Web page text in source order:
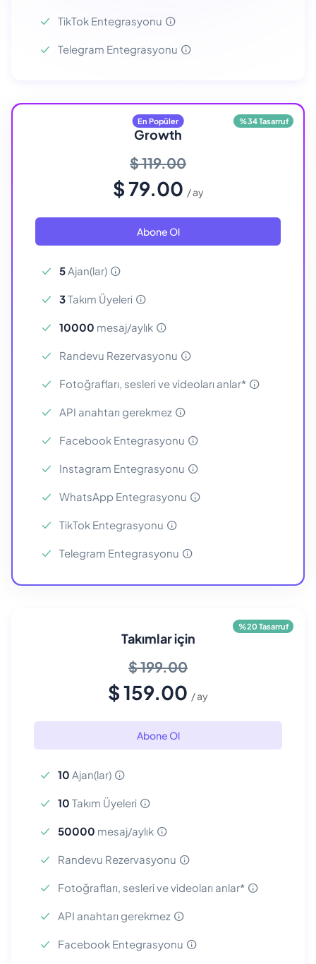
TikTok Entegrasyonu
Telegram Entegrasyonu
%34 Tasarruf
En Popüler
Growth
$ 119.00
$ 79.00 / ay
Abone Ol
5Ajan(lar)
3Takım Üyeleri
10000 mesaj/aylık
Randevu Rezervasyonu
Fotoğrafları, sesleri ve videoları anlar*
API anahtarı gerekmez
Facebook Entegrasyonu
Instagram Entegrasyonu
WhatsApp Entegrasyonu
TikTok Entegrasyonu
Telegram Entegrasyonu
%20 Tasarruf
Takımlar için
$ 199.00
$ 159.00 / ay
Abone Ol
10 Ajan(lar)
10 Takım Üyeleri
50000 mesaj/aylık
Randevu Rezervasyonu
Fotoğrafları, sesleri ve videoları anlar*
API anahtarı gerekmez
Facebook Entegrasyonu